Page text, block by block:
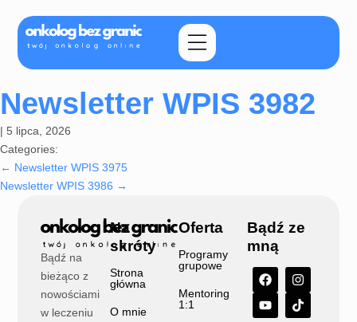
Newsletter WPIS 3982
| 5 lipca, 2026
Categories:
← Newsletter WPIS 3975
Newsletter WPIS 3986 →
Bądź na
bieżąco z
nowościami
w leczeniu
Na
skróty
Strona
główna
O mnie
Oferta
Programy
grupowe
Mentoring
1:1
Bądź ze
mną